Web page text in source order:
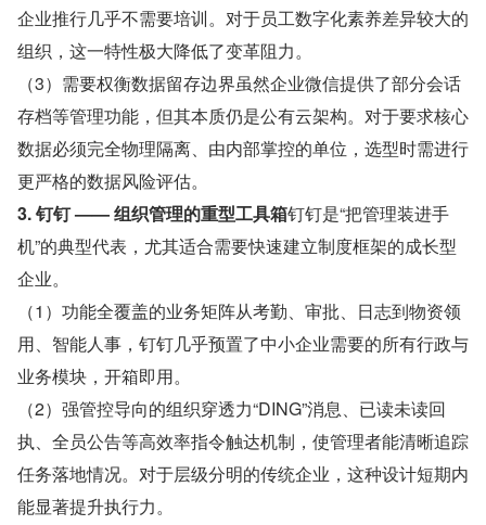
企业推行几乎不需要培训。对于员工数字化素养差异较大的
组织，这一特性极大降低了变革阻力。
（3）需要权衡数据留存边界虽然企业微信提供了部分会话
存档等管理功能，但其本质仍是公有云架构。对于要求核心
数据必须完全物理隔离、由内部掌控的单位，选型时需进行
更严格的数据风险评估。
3. 钉钉 —— 组织管理的重型工具箱钉钉是“把管理装进手
机”的典型代表，尤其适合需要快速建立制度框架的成长型
企业。
（1）功能全覆盖的业务矩阵从考勤、审批、日志到物资领
用、智能人事，钉钉几乎预置了中小企业需要的所有行政与
业务模块，开箱即用。
（2）强管控导向的组织穿透力“DING”消息、已读未读回
执、全员公告等高效率指令触达机制，使管理者能清晰追踪
任务落地情况。对于层级分明的传统企业，这种设计短期内
能显著提升执行力。